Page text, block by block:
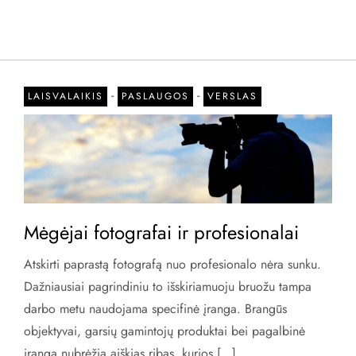
LAISVALAIKIS - PASLAUGOS - VERSLAS
Mėgėjai fotografai ir profesionalai
Atskirti paprastą fotografą nuo profesionalo nėra sunku.
Dažniausiai pagrindiniu to išskiriamuoju bruožu tampa
darbo metu naudojama specifinė įranga. Brangūs
objektyvai, garsių gamintojų produktai bei pagalbinė